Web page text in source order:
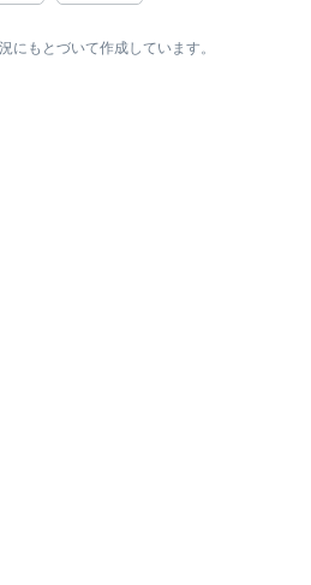
にもとづいて作成しています。